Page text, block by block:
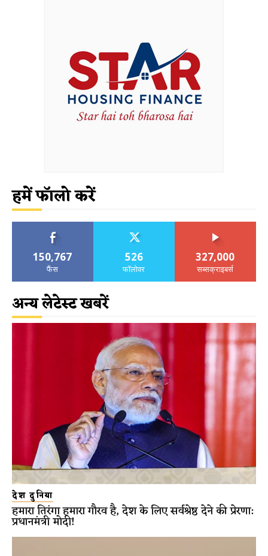
हमें फॉलो करें
150,767
फैंस
526
फॉलोवर
327,000
सब्सक्राइबर्स
अन्य लेटेस्ट खबरें
देश दुनिया
हमारा तिरंगा हमारा गौरव है, देश के लिए सर्वश्रेष्ठ देने की प्रेरणा:
प्रधानमंत्री मोदी!